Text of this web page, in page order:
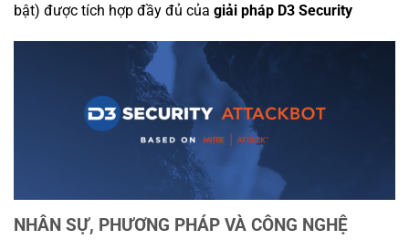
bật) được tích hợp đầy đủ của giải pháp D3 Security
NHÂN SỰ, PHƯƠNG PHÁP VÀ CÔNG NGHỆ